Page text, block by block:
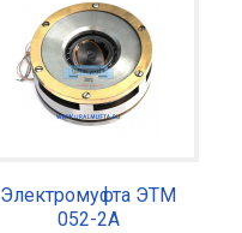
Электромуфта ЭТМ
052-2А